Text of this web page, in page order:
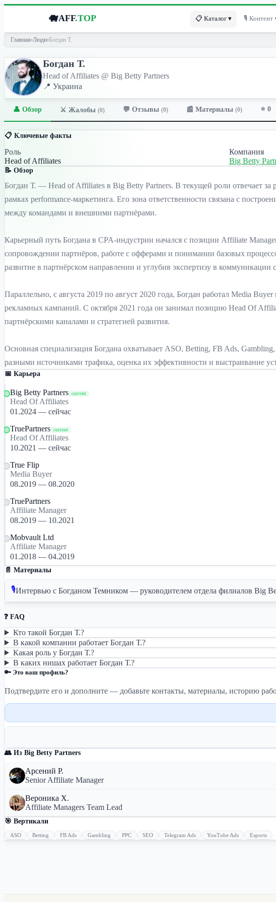
🐗AFF.TOP 📋 Каталог ▾ 🎙 Контент ▾
Главная›Люди› Богдан Т.
Богдан Т.
Head of Affiliates @ Big Betty Partners
📍 Украина
👤 Обзор ⚔️ Жалобы (0) 💬 Отзывы (0) 📰 Материалы (0) ⭐ 0
📋 Ключевые факты
Роль
Head of Affiliates
Компания
Big Betty
📝 Обзор
Богдан Т. — Head of Affiliates в Big Betty Partners. В текущей роли отвечает
рамках performance-маркетинга. Его зона ответственности связана с
между командами и внешними партнёрами.
Карьерный путь Богдана в CPA-индустрии начался с позиции Affiliate
сопровождении партнёров, работе с офферами и понимании базовых
развитие в партнёрском направлении и углубив экспертизу в коммуникации
Параллельно, с августа 2019 по август 2020 года, Богдан работал Media
рекламных кампаний. С октября 2021 года он занимал позицию Head Of
партнёрскими каналами и стратегией развития.
Основная специализация Богдана охватывает ASO, Betting, FB Ads,
разными источниками трафика, оценка их эффективности и выстраивание
📅 Карьера
Big Betty Partners current
Head Of Affiliates
01.2024 — сейчас
TruePartners current
Head Of Affiliates
10.2021 — сейчас
True Flip
Media Buyer
08.2019 — 08.2020
TruePartners
Affiliate Manager
08.2019 — 10.2021
Mobvault Ltd
Affiliate Manager
01.2018 — 04.2019
📄 Материалы
🎙Интервью с Богданом Темником — руководителем отдела филиалов Big
❓ FAQ
Кто такой Богдан Т.?
В какой компании работает Богдан Т.?
Какая роль у Богдан Т.?
В каких нишах работает Богдан Т.?
🔑 Это ваш профиль?
Подтвердите его и дополните — добавьте контакты, материалы, историю
👥 Из Big Betty Partners
Арсений Р.
Senior Affiliate Manager
Вероника Х.
Affiliate Managers Team Lead
🎯 Вертикали
ASO Betting FB Ads Gambling PPC SEO Telegram Ads YouTube Ads Esports